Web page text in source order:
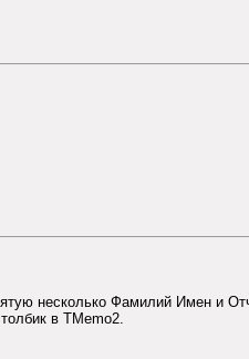
несколько Фамилий Имен и
в TMemo2.